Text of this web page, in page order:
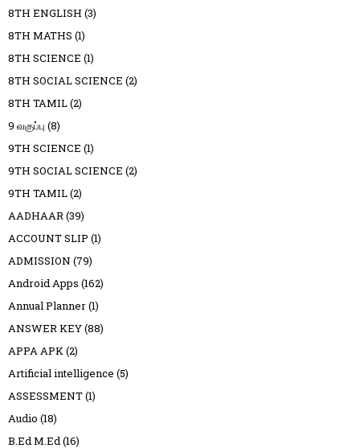
8TH ENGLISH (3)
8TH MATHS (1)
8TH SCIENCE (1)
8TH SOCIAL SCIENCE (2)
8TH TAMIL(2)
9 வகுப்பு (8)
9TH SCIENCE (1)
9TH SOCIAL SCIENCE (2)
9TH TAMIL(2)
AADHAAR(39)
ACCOUNT SLIP (1)
ADMISSION (79)
Android Apps (162)
Annual Planner(1)
ANSWER KEY(88)
APPA APK(2)
Artificial intelligence (5)
ASSESSMENT(1)
Audio (18)
B.Ed M.Ed(16)